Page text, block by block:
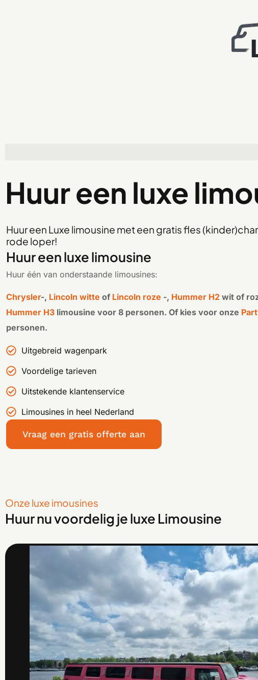
Huur een luxe
Huur een Luxe limousine met een gratis fles
rode loper!
Huur een luxe limousine
Huur één van onderstaande limousines:
Chrysler-, Lincoln witte of Lincoln roze -, Hummer H2 wit of
Hummer H3 limousine voor 8 personen. Of kies voor onze
personen.
Uitgebreid wagenpark
Voordelige tarieven
Uitstekende klantenservice
Limousines in heel Nederland
Vraag een gratis offerte aan
Onze luxe imousines
Huur nu voordelig je luxe Limousine